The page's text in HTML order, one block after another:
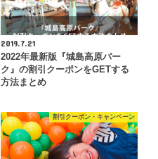
2019.7.21
2022年最新版『城島高原パー
ク』の割引クーポンをGETする
方法まとめ
割引クーポン・キャンペーン